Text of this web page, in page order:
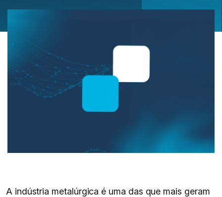
A indústria metalúrgica é uma das que mais geram